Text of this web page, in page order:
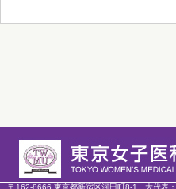
〒162-8666 東京都新宿区河田町8-1 大代表：